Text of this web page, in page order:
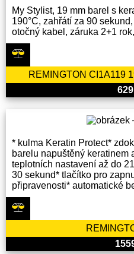
My Stylist, 19 mm barel s
190°C, zahřátí za 90
otočný kabel, záruka 2+1
REMINGTON CI1A119
* kulma Keratin Protect*
barelu napuštěný keratinem
teplotních nastavení až do
30 sekund* tlačítko pro
připravenosti* automatické